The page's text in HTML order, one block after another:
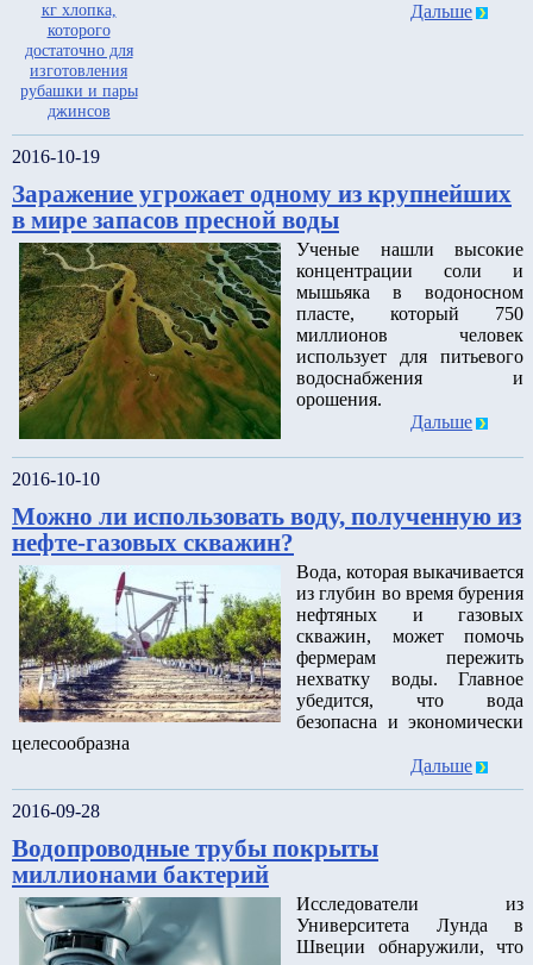
Дальше
2016-10-19
Заражение угрожает одному из крупнейших
в мире запасов пресной воды
Ученые нашли высокие
концентрации соли и
мышьяка в водоносном
пласте, который 750
миллионов человек
использует для питьевого
водоснабжения и
орошения.
Дальше
2016-10-10
Можно ли использовать воду, полученную из
нефте-газовых скважин?
Вода, которая выкачивается
из глубин во время бурения
нефтяных и газовых
скважин, может помочь
фермерам пережить
нехватку воды. Главное
убедится, что вода
безопасна и экономически
целесообразна
Дальше
2016-09-28
Водопроводные трубы покрыты
миллионами бактерий
Исследователи из
Университета Лунда в
Швеции обнаружили, что